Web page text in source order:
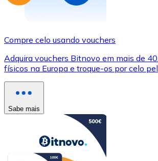
Compre celo usando vouchers
Adquira vouchers Bitnovo em mais de
físicos na Europa e troque-os por celo
Sabe mais